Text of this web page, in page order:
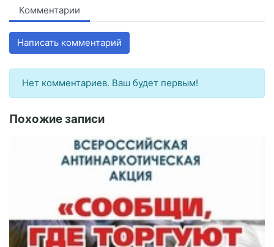
Комментарии
Написать комментарий
Нет комментариев. Ваш будет первым!
Похожие записи